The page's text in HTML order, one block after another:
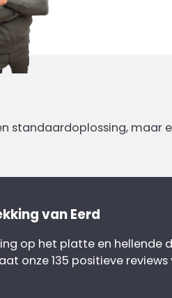
standaardoplossing, maar
van Eerd
op het platte en hellende
onze 135 positieve